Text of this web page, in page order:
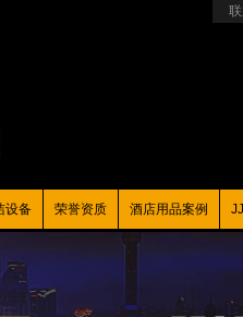
设备 荣誉资质 酒店用品案例